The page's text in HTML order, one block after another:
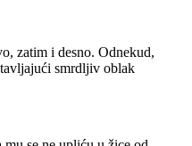
zatim i desno. Odnekud,
smrdljiv oblak